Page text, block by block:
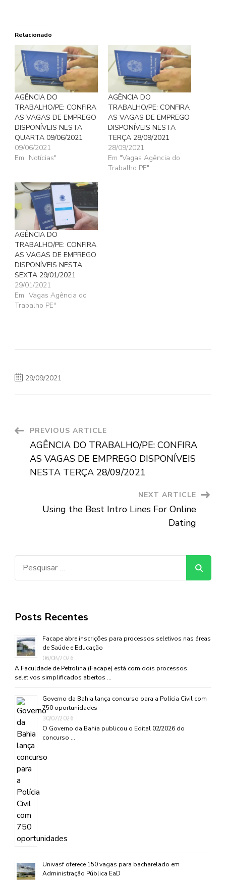
Relacionado
AGÊNCIA DO
TRABALHO/PE: CONFIRA
AS VAGAS DE EMPREGO
DISPONÍVEIS NESTA
QUARTA 09/06/2021
09/06/2021
Em "Notícias"
AGÊNCIA DO
TRABALHO/PE: CONFIRA
AS VAGAS DE EMPREGO
DISPONÍVEIS NESTA
TERÇA 28/09/2021
28/09/2021
Em "Vagas Agência do
Trabalho PE"
AGÊNCIA DO
TRABALHO/PE: CONFIRA
AS VAGAS DE EMPREGO
DISPONÍVEIS NESTA
SEXTA 29/01/2021
29/01/2021
Em "Vagas Agência do
Trabalho PE"
29/09/2021
Post
Navigation
PREVIOUS ARTICLE
AGÊNCIA DO TRABALHO/PE: CONFIRA
AS VAGAS DE EMPREGO DISPONÍVEIS
NESTA TERÇA 28/09/2021
NEXT ARTICLE
Using the Best Intro Lines For Online
Dating
Posts Recentes
Facape abre inscrições para processos seletivos nas áreas
de Saúde e Educação
06/08/2026
A Faculdade de Petrolina (Facape) está com dois processos
seletivos simplificados abertos …
Governo da Bahia lança concurso para a Polícia Civil com
750 oportunidades
30/07/2026
O Governo da Bahia publicou o Edital 02/2026 do
concurso …
Univasf oferece 150 vagas para bacharelado em
Administração Pública EaD